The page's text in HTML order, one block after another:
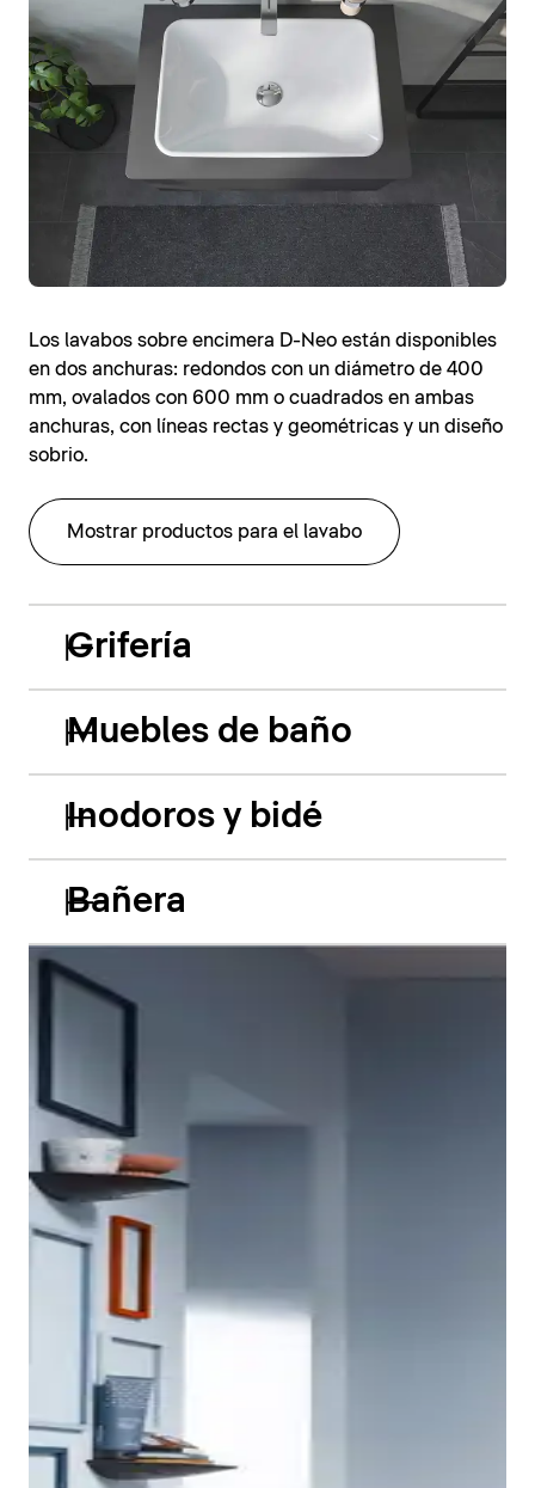
Los lavabos sobre encimera D-Neo están disponibles
en dos anchuras: redondos con un diámetro de 400
mm, ovalados con 600 mm o cuadrados en ambas
anchuras, con líneas rectas y geométricas y un diseño
sobrio.
Mostrar productos para el lavabo
Grifería
Muebles de baño
Inodoros y bidé
Bañera